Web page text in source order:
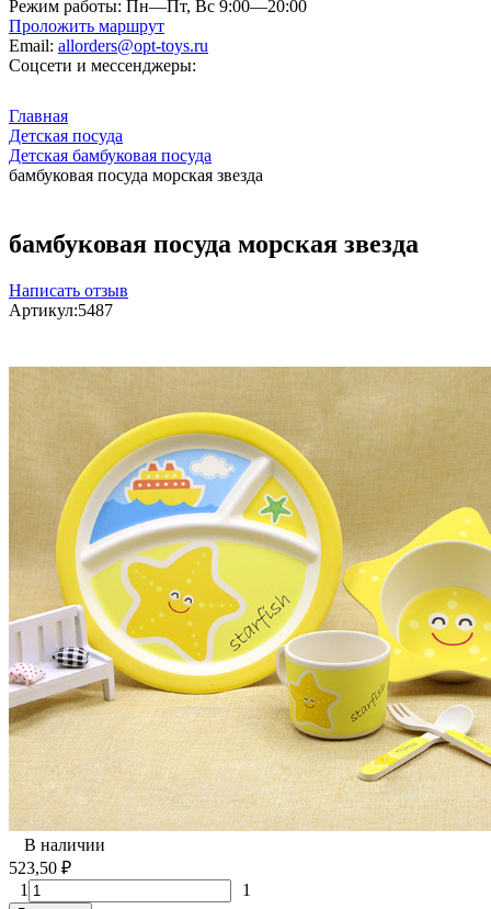
Режим работы: Пн—Пт, Вс 9:00—20:00
Проложить маршрут
Email: allorders@opt-toys.ru
Соцсети и мессенджеры:
Главная
Детская посуда
Детская бамбуковая посуда
бамбуковая посуда морская звезда
бамбуковая посуда морская звезда
Написать отзыв
Артикул:5487
В наличии
523,50 ₽
1
1